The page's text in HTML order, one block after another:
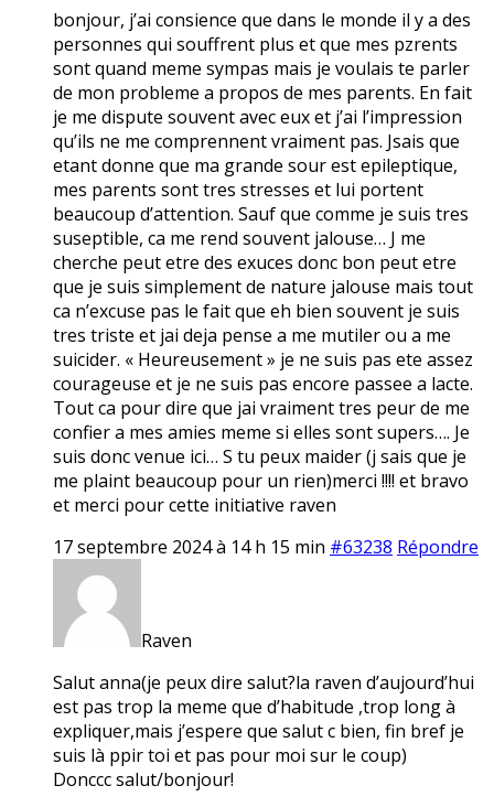
bonjour, j’ai consience que dans le monde il y a des
personnes qui souffrent plus et que mes pzrents
sont quand meme sympas mais je voulais te parler
de mon probleme a propos de mes parents. En fait
je me dispute souvent avec eux et j’ai l’impression
qu’ils ne me comprennent vraiment pas. Jsais que
etant donne que ma grande sour est epileptique,
mes parents sont tres stresses et lui portent
beaucoup d’attention. Sauf que comme je suis tres
suseptible, ca me rend souvent jalouse… J me
cherche peut etre des exuces donc bon peut etre
que je suis simplement de nature jalouse mais tout
ca n’excuse pas le fait que eh bien souvent je suis
tres triste et jai deja pense a me mutiler ou a me
suicider. « Heureusement » je ne suis pas ete assez
courageuse et je ne suis pas encore passee a lacte.
Tout ca pour dire que jai vraiment tres peur de me
confier a mes amies meme si elles sont supers…. Je
suis donc venue ici… S tu peux maider (j sais que je
me plaint beaucoup pour un rien)merci !!!! et bravo
et merci pour cette initiative raven
17 septembre 2024 à 14 h 15 min #63238 Répondre
Raven
Salut anna(je peux dire salut?la raven d’aujourd’hui
est pas trop la meme que d’habitude ,trop long à
expliquer,mais j’espere que salut c bien, fin bref je
suis là ppir toi et pas pour moi sur le coup)
Donccc salut/bonjour!